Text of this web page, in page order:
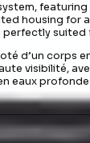
housing
d’un
visibilité,
eaux